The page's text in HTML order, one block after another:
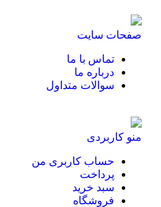
صفحات سایت
تماس با ما
درباره ما
سوالات متداول
منو کاربردی
حساب کاربری من
پرداخت
سبد خرید
فروشگاه